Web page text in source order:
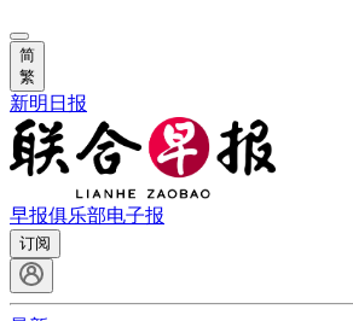
简
繁
新明日报
早报俱乐部电子报
订阅